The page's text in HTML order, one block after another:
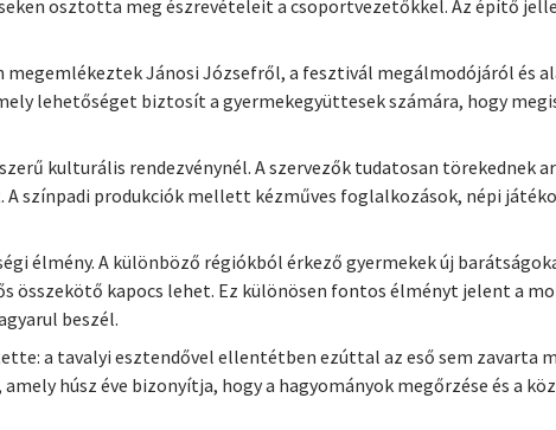
osztotta meg észrevételeit a csoportvezetőkkel. Az építő
megemlékeztek Jánosi Józsefről, a fesztivál megálmodójáról és
lehetőséget biztosít a gyermekegyüttesek számára, hogy
kulturális rendezvénynél. A szervezők tudatosan törekednek
színpadi produkciók mellett kézműves foglalkozások, népi
élmény. A különböző régiókból érkező gyermekek új
összekötő kapocs lehet. Ez különösen fontos élményt jelent a
beszél.
a tavalyi esztendővel ellentétben ezúttal az eső sem zavarta
húsz éve bizonyítja, hogy a hagyományok megőrzése és a